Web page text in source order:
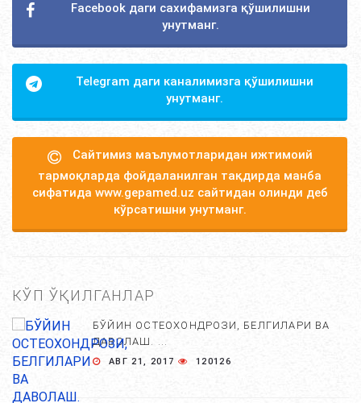
Facebook даги сахифамизга қўшилишни
унутманг.
Telegram даги каналимизга қўшилишни
унутманг.
Сайтимиз маълумотларидан ижтимоий
тармоқларда фойдаланилган тақдирда манба
сифатида www.gepamed.uz сайтидан олинди деб
кўрсатишни унутманг.
КЎП ЎҚИЛГАНЛАР
БЎЙИН ОСТЕОХОНДРОЗИ, БЕЛГИЛАРИ ВА
ДАВОЛАШ. ...
АВГ 21, 2017 120126